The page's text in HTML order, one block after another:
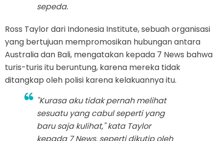
sepeda.
Ross Taylor dari Indonesia Institute, sebuah organisasi
yang bertujuan mempromosikan hubungan antara
Australia dan Bali, mengatakan kepada 7 News bahwa
turis-turis itu beruntung, karena mereka tidak
ditangkap oleh polisi karena kelakuannya itu.
"Kurasa aku tidak pernah melihat
sesuatu yang cabul seperti yang
baru saja kulihat," kata Taylor
kepada 7 News, seperti dikutip oleh